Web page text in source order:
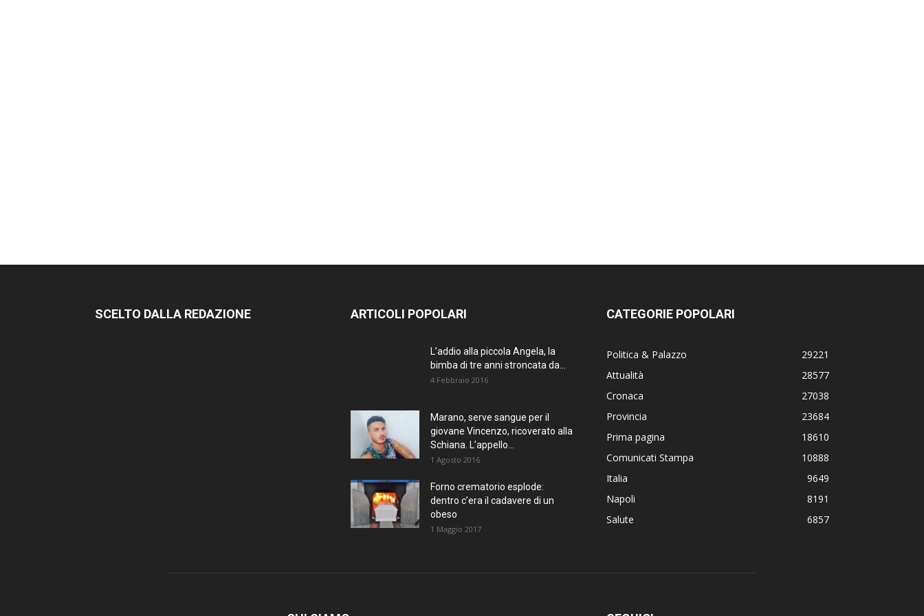
SCELTO DALLA REDAZIONE ARTICOLI POPOLARI
L’addio alla piccola Angela, la
bimba di tre anni stroncata da...
4 Febbraio 2016
Marano, serve sangue per il
giovane Vincenzo, ricoverato alla
Schiana. L’appello...
1 Agosto 2016
Forno crematorio esplode:
dentro c’era il cadavere di un
obeso
1 Maggio 2017
CATEGORIE POPOLARI
Politica & Palazzo
29221
Attualità
28577
Cronaca
27038
Provincia
23684
Prima pagina
18610
Comunicati Stampa
10888
Italia
9649
Napoli
8191
Salute
6857